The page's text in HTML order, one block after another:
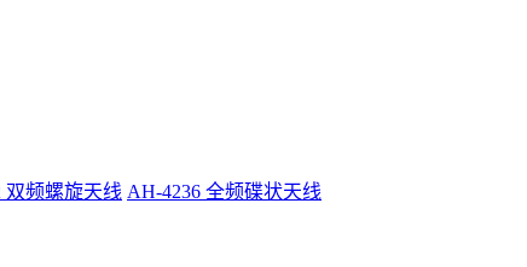
双频螺旋天线 AH-4236 全频碟状天线